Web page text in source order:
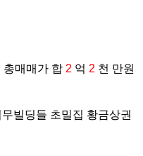
총매매가 합 2 억 2 천 만원
빌딩들 초밀집 황금상권